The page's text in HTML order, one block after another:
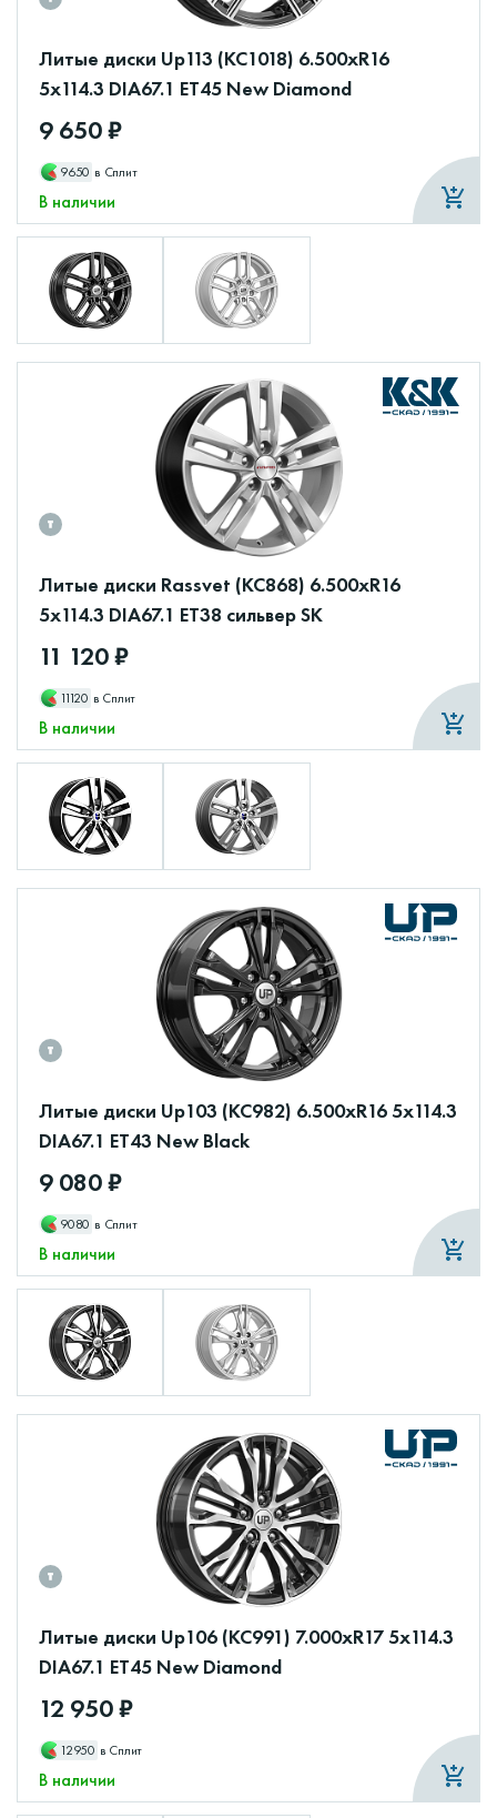
Литые диски Up113 (КС1018) 6.500xR16
5x114.3 DIA67.1 ET45 New Diamond
9 650 ₽
9650 в Сплит
В наличии
Литые диски Rassvet (КС868) 6.500xR16
5x114.3 DIA67.1 ET38 сильвер SK
11 120 ₽
11120 в Сплит
В наличии
Литые диски Up103 (КС982) 6.500xR16 5x114.3
DIA67.1 ET43 New Black
9 080 ₽
9080 в Сплит
В наличии
Литые диски Up106 (КС991) 7.000xR17 5x114.3
DIA67.1 ET45 New Diamond
12 950 ₽
12950 в Сплит
В наличии